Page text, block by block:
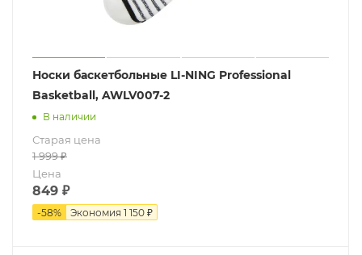
Носки баскетбольные LI-NING Professional
Basketball, AWLV007-2
В наличии
Старая цена
1 999₽
Цена
849 ₽
-58% Экономия 1 150 ₽